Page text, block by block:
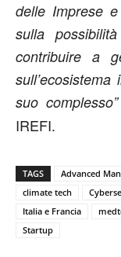
delle Imprese e
sulla
contribuire a
suo complesso”
IREFI.
TAGS Advanced
climate tech
Italia e Francia
Startup